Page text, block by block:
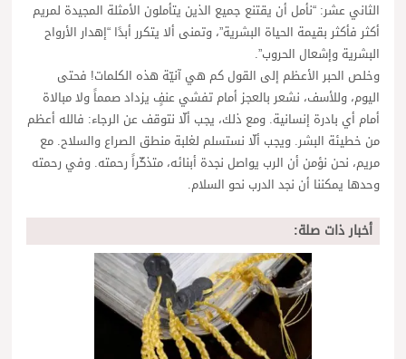
الثاني عشر: “نأمل أن يقتنع جميع الذين يتأملون الأمثلة المجيدة لمريم
أكثر فأكثر بقيمة الحياة البشرية”، وتمنى ألا يتكرر أبدًا “إهدار الأرواح
البشرية وإشعال الحروب”.
وخلص الحبر الأعظم إلى القول كم هي آنيّة هذه الكلمات! فحتى
اليوم، وللأسف، نشعر بالعجز أمام تفشي عنفٍ يزداد صمماً ولا مبالاة
أمام أي بادرة إنسانية. ومع ذلك، يجب ألّا نتوقف عن الرجاء: فالله أعظم
من خطيئة البشر. ويجب ألّا نستسلم لغلبة منطق الصراع والسلاح. مع
مريم، نحن نؤمن أن الرب يواصل نجدة أبنائه، متذكّراً رحمته. وفي رحمته
وحدها يمكننا أن نجد الدرب نحو السلام.
أخبار ذات صلة: